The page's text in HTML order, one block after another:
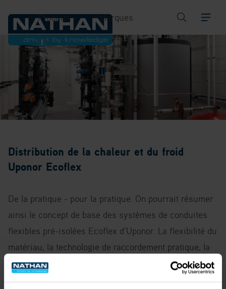
Produits Marques
Distribution de la chaleur et du froid
Uponor Ecoflex
De la pratique - pour la pratique. On pourrait résumer
ainsi le concept de base des systèmes de conduites
flexibles pré-isolées Ecoflex d'Uponor. La flexibilité du
matériau, la technologie de raccordement pratique, la
robustesse et la durée de vie avérée des conduites